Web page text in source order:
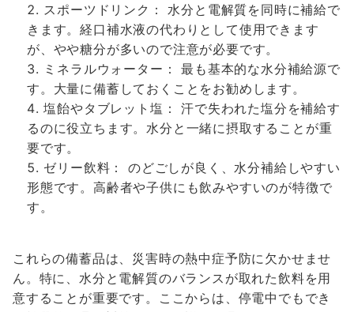
スポーツドリンク： 水分と電解質を同時に補給で
きます。経口補水液の代わりとして使用できます
が、やや糖分が多いので注意が必要です。
ミネラルウォーター： 最も基本的な水分補給源で
す。大量に備蓄しておくことをお勧めします。
塩飴やタブレット塩： 汗で失われた塩分を補給す
るのに役立ちます。水分と一緒に摂取することが重
要です。
ゼリー飲料： のどごしが良く、水分補給しやすい
形態です。高齢者や子供にも飲みやすいのが特徴で
す。
これらの備蓄品は、災害時の熱中症予防に欠かせませ
ん。特に、水分と電解質のバランスが取れた飲料を用
意することが重要です。ここからは、停電中でもでき